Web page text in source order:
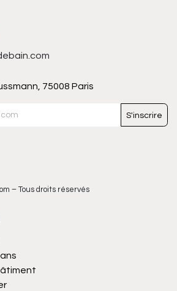
75008 Paris
S'inscrire
– Tous droits réservés